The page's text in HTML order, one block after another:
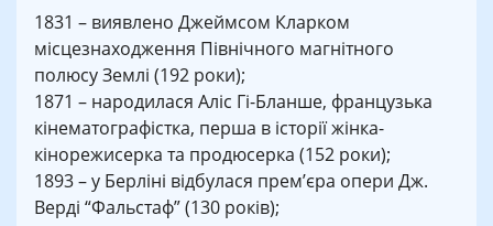
1831 – виявлено Джеймсом Кларком
місцезнаходження Північного магнітного
полюсу Землі (192 роки);
1871 – народилася Аліс Гі-Бланше, французька
кінематографістка, перша в історії жінка-
кінорежисерка та продюсерка (152 роки);
1893 – у Берліні відбулася прем’єра опери Дж.
Верді “Фальстаф” (130 років);